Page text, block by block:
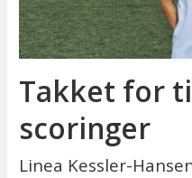
Takket for
scoringer
Linea Kessler-